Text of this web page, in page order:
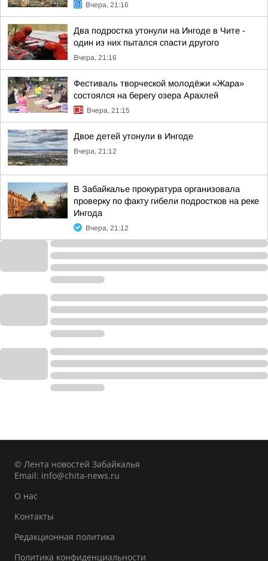
Вчера, 21:16
Два подростка утонули на Ингоде в Чите -
один из них пытался спасти другого
Вчера, 21:16
Фестиваль творческой молодёжи «Жара»
состоялся на берегу озера Арахлей
Вчера, 21:15
Двое детей утонули в Ингоде
Вчера, 21:12
В Забайкалье прокуратура организовала
проверку по факту гибели подростков на реке
Ингода
Вчера, 21:12
© Лента новостей Забайкалья
Email: info@chita-news.ru
О нас
Контакты
Редакционная политика
Политика конфиденциальности